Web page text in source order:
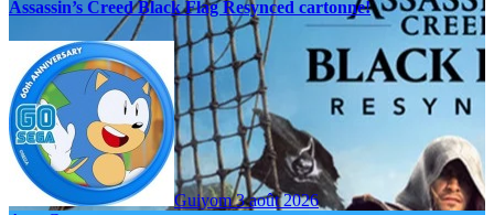
Assassin’s Creed Black Flag Resynced cartonne!
Guiyom3 août 2026